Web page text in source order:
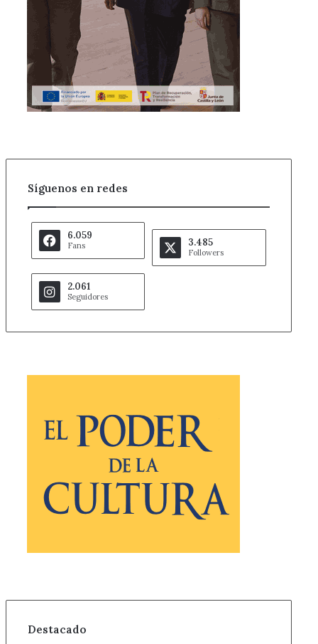
Síguenos en redes
6.059
Fans 3.485
Followers
2.061
Seguidores
Destacado